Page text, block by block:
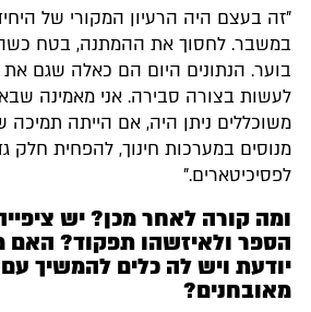
"זה בעצם היה הרעיון המקורי של
במשבר. לחסוך את ההמתנה, בטח
בוער. הנתונים היום הם כאלה שגם
לעשות בצורה סבירה. אני מאמינה
משוכללים ניתן היה, אם הייתה
מנוסים במערכות חינוך, להפחית חלק
לפסיכיטארים."
ומה קורה לאחר מכן? יש
הספר ולאיזשהו תפקוד? האם
יודעת ויש לה כלים להמשיך עם
מאובחנים?